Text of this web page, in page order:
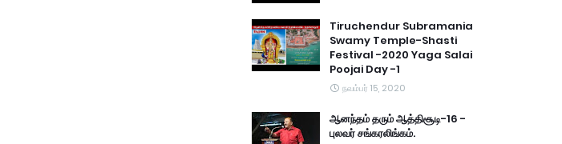
Tiruchendur Subramania
Swamy Temple-Shasti
Festival -2020 Yaga Salai
Poojai Day -1
நவம்பர் 15, 2020
ஆனந்தம் தரும் ஆத்திசூடி-16 -
புலவர் சங்கரலிங்கம்.